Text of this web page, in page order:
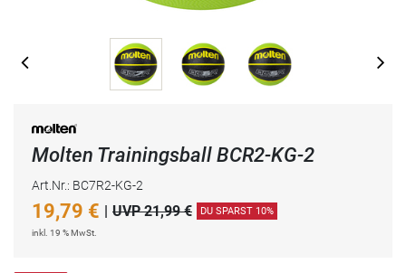
Molten Trainingsball BCR2-KG-2
Art.Nr.: BC7R2-KG-2
19,79 € | UVP 21,99 € DU SPARST 10%
inkl. 19 % MwSt.